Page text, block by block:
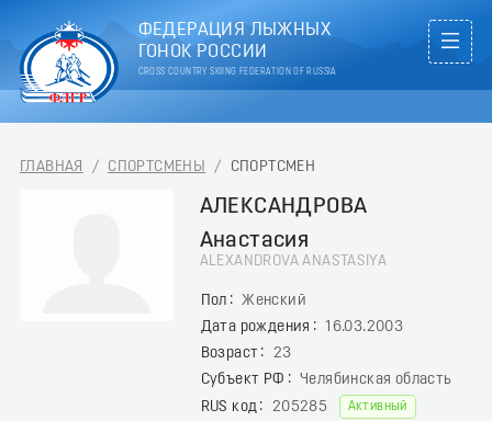
ФЕДЕРАЦИЯ ЛЫЖНЫХ
ГОНОК РОССИИ
CROSS COUNTRY SKIING FEDERATION OF RUSSIA
ГЛАВНАЯ / СПОРТСМЕНЫ / СПОРТСМЕН
АЛЕКСАНДРОВА
Анастасия
ALEXANDROVA ANASTASIYA
Пол
Женский
Дата рождения
16.03.2003
Возраст
23
Субъект РФ
Челябинская область
RUS код
205285 Активный